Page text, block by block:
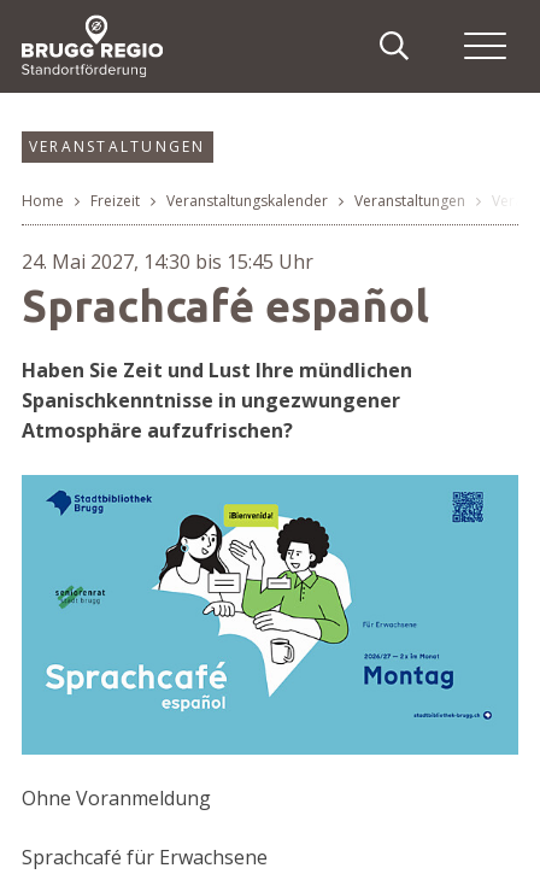
Navigieren in Brugg
Schnellnavigation
Suche Suchbegriff
Breadcrumb
Home Freizeit Veranstaltungskalender Veranstaltungen
VERANSTALTUNGEN
Sprachcafé español
24. Mai 2027, 14:30 bis 15:45 Uhr
Haben Sie Zeit und Lust Ihre mündlichen
Spanischkenntnisse in ungezwungener
Atmosphäre aufzufrischen?
Ohne Voranmeldung
Sprachcafé für Erwachsene